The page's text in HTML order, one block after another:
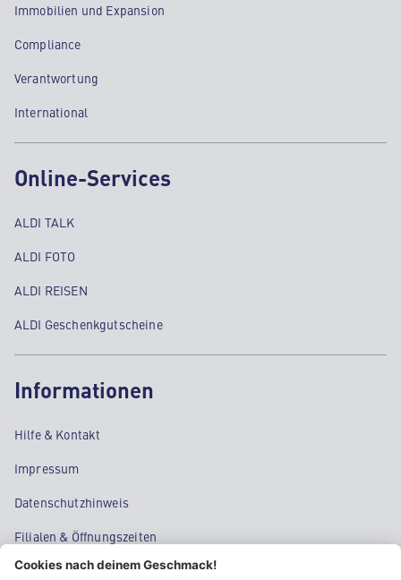
Immobilien und Expansion
Compliance
Verantwortung
International
Online-Services
ALDI TALK
ALDI FOTO
ALDI REISEN
ALDI Geschenkgutscheine
Informationen
Hilfe & Kontakt
Impressum
Datenschutzhinweis
Filialen & Öffnungszeiten
Kontakt